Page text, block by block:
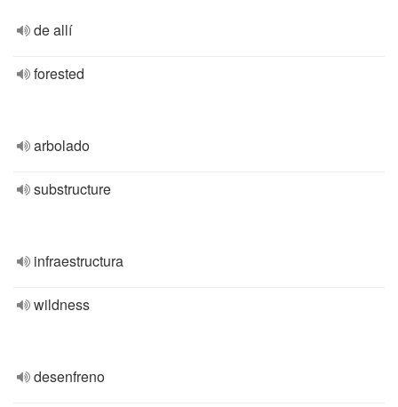
de allí
forested
arbolado
substructure
infraestructura
wildness
desenfreno